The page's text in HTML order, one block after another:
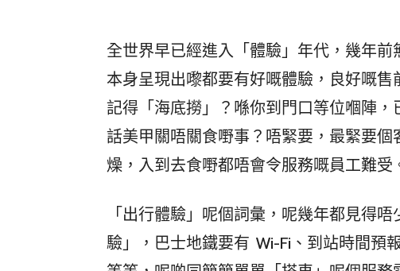
全世界早已經進入「體驗」年代，幾年
本身呈現出嚟都要有好嘅體驗，良好嘅
記得「海底撈」？喺你到門口等位嗰陣
話美甲關唔關食嘢事？唔緊要，最緊要
燥，入到去食嘢都唔會令服務嘅員工難受
「出行體驗」呢個詞彙，呢幾年都見得
驗」，巴士地鐵要有 Wi-Fi、到站時間預